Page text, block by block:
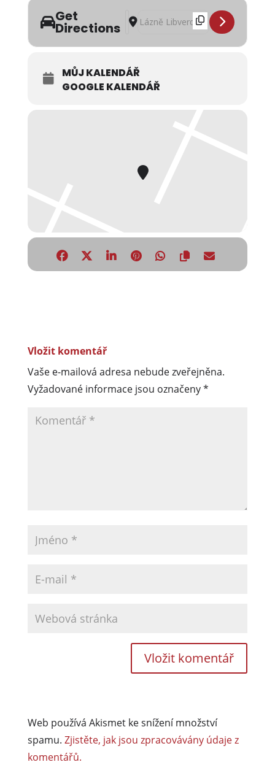
Get
Directions
Address - Klavírní recitál v Lázních
Destination Address - Klavírní
MŮJ KALENDÁŘ
GOOGLE KALENDÁŘ
Vložit komentář
Vaše e-mailová adresa nebude zveřejněna.
Vyžadované informace jsou označeny*
Web používá Akismet ke snížení množství
spamu. Zjistěte, jak jsou zpracovávány údaje z
komentářů.